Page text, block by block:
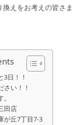
えをお考えの皆さま
3日！！
さい！！
田店
が丘7丁目7-3